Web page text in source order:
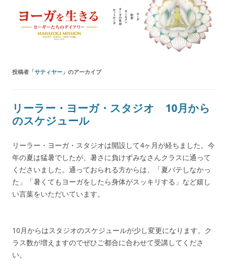
ヨーガを生きる — MAHAYOGI
MISSION ブログ
投稿者「サティヤー 」のアーカイブ
リーラー・ヨーガ・スタジオ 10月から
のスケジュール
リーラー・ヨーガ・スタジオは開設して4ヶ月が経ちました。今
年の夏は猛暑でしたが、暑さに負けずみなさんクラスに通って
くださいました。通っておられる方からは、「夏バテしなかっ
た」「暑くてもヨーガをしたら身体がスッキリする」など嬉し
い言葉をいただいています。
10月からはスタジオのスケジュールが少し変更になります。ク
ラス数が増えますのでぜひご都合に合わせて受講してくださ
い。